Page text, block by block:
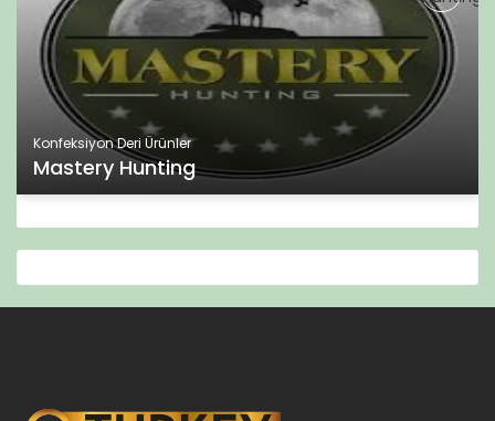
Konfeksiyon Deri Ürünler
Mastery Hunting